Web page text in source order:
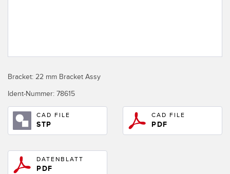
Registermarken-, Farb- und Lumineszenzsensoren
Bestückungssensoren
Lichtvorhänge für Erfassungszwecke und Sensoren mit breitem
Vorderkantenerkennung
Werkskommunikation
Zustandsüberwachung: prognosengestützte und vorbeugende
Wartung
ZUGEHÖRIGE LINKS
Bracket: 22 mm Bracket Assy
Ident-Nummer: 78615
CAD FILE
STP
CAD FILE
PDF
DATENBLATT
PDF